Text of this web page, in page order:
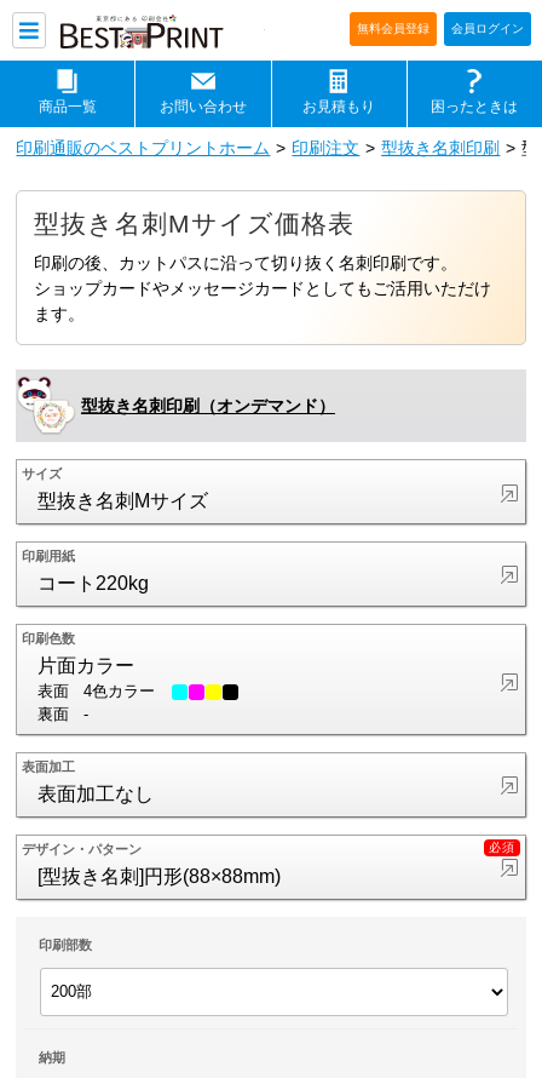
印刷通販ベストプリントベストプリ
無料会員登録 会員ログイン
商品一覧 お問い合わせ お見積もり 困ったときは
印刷通販のベストプリントホーム 印刷注文 型抜き名刺印刷
型抜き名刺Mサイズ価格表
印刷の後、カットパスに沿って切り抜く名刺印刷です。
ショップカードやメッセージカードとしてもご活用いただけ
ます。
型抜き名刺印刷（オンデマンド）
サイズ
型抜き名刺Mサイズ
印刷用紙
コート220kg
印刷色数
片面カラー
表面
4色カラー
裏面
-
表面加工
表面加工なし
デザイン・パターン
[型抜き名刺]円形(88×88mm)
印刷部数
納期